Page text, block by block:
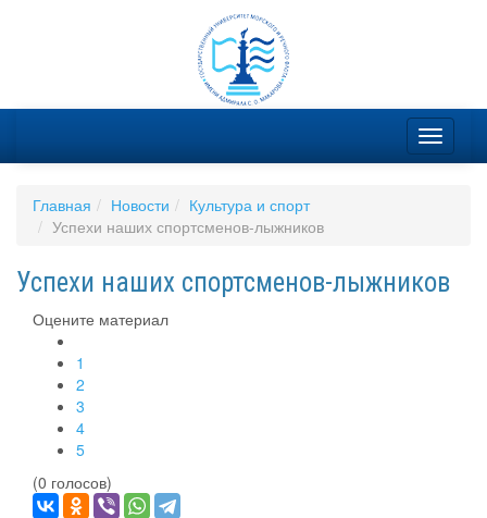
Главная Новости
Культура и спорт
Успехи наших спортсменов-лыжников
Успехи наших спортсменов-лыжников
Оцените материал
1
2
3
4
5
(0 голосов)